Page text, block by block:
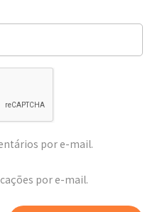
por e-mail.
por e-mail.